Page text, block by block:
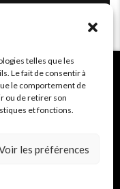
telles que les
Le fait de consentir à
le comportement de
ou de retirer son
et fonctions.
les préférences